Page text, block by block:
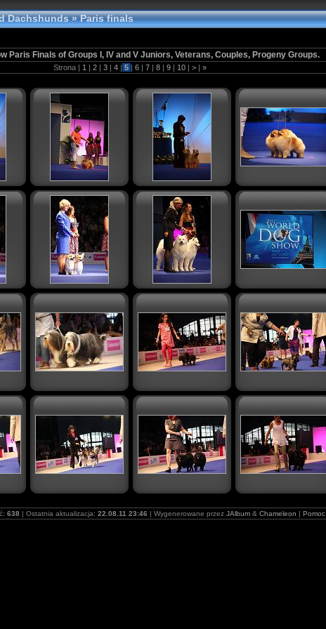
Dachshunds» Paris finals
Paris Finals of Groups I, IV and V Juniors, Veterans, Couples, Progeny Groups.
Strona | 1 | 2 | 3 | 4 | 5 | 6 | 7 | 8 | 9 | 10 | > | »
638 | Ostatnia aktualizacja: 22.08.11 23:46 | Wygenerowane przez JAlbum& Chameleon | Pomoc